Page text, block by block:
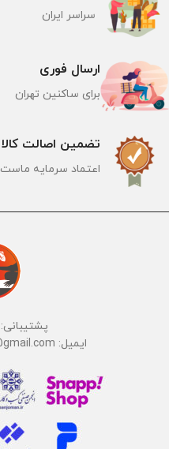
تضمین اصالت کالا
اعتماد سرمایه ماست
ارسال فوری
برای ساکنین تهران
سراسر ایران
پشتیبانی: 09919485113
ایمیل: panahgah.petshop@gmail.com